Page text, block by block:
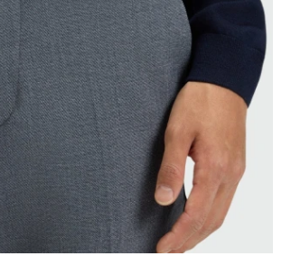
SELECCIONAR TALLE